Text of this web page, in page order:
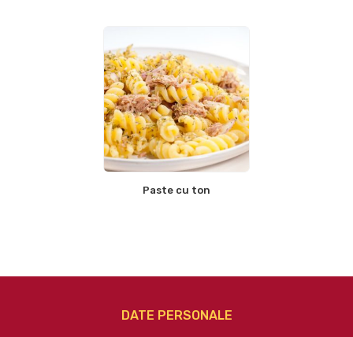
Paste cu ton
DATE PERSONALE